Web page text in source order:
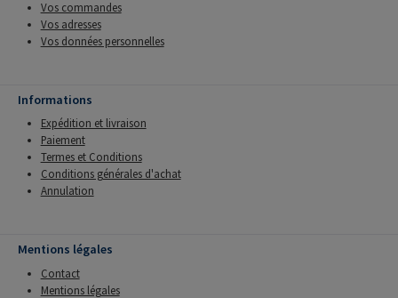
Vos commandes
Vos adresses
Vos données personnelles
Informations
Expédition et livraison
Paiement
Termes et Conditions
Conditions générales d'achat
Annulation
Mentions légales
Contact
Mentions légales